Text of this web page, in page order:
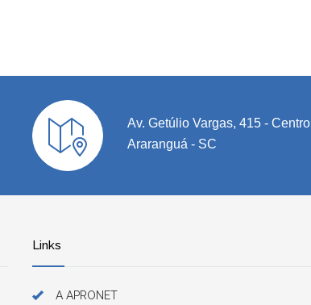
Av. Getúlio Vargas, 415 - Centro
Araranguá - SC
Links
A APRONET